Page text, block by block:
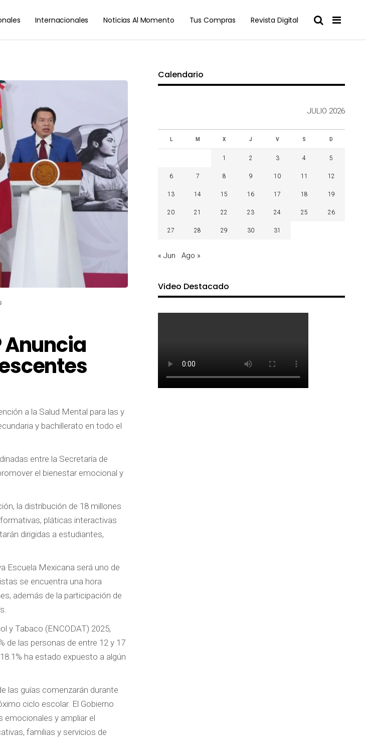
Internacionales Noticias Al Momento Tus Compras Revista Digital
Anuncia
a la Salud Mental para las y
y bachillerato en todo el
entre la Secretaría de
el bienestar emocional y
la distribución de 18 millones
pláticas interactivas
dirigidas a estudiantes,
Escuela Mexicana será uno de
se encuentra una hora
además de la participación de
y Tabaco (ENCODAT) 2025,
de las personas de entre 12 y 17
ha estado expuesto a algún
las guías comenzarán durante
ciclo escolar. El Gobierno
emocionales y ampliar el
familias y servicios de
Calendario
JULIO 2026
L M X J V S D
1 2 3 4 5
6 7 8 9 10 11 12
13 14 15 16 17 18 19
20 21 22 23 24 25 26
27 28 29 30 31
« Jun Ago »
Video Destacado